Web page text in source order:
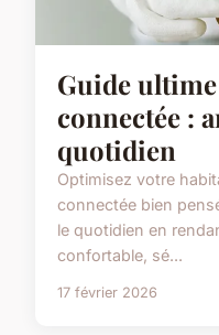
Guide
connectée :
quotidien
Optimisez votre
connectée bien
le quotidien en
confortable, sé...
17 février 2026